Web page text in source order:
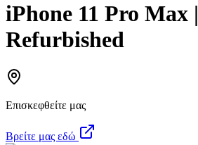
iPhone 11 Pro Max |
Refurbished
Επισκεφθείτε μας
Βρείτε μας εδώ